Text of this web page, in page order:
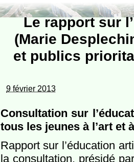
Le rapport sur
(Marie
et publics
9 février 2013
Consultation sur
tous les jeunes à l’art et
Rapport sur l’éducation
la consultation, présidé